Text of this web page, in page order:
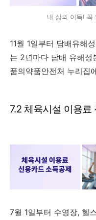
내 삶의 이득! 꼭
11월 1일부터 담배유해
는 2년마다 담배 유해성
품의약품안전처 누리집
7.2 체육시설 이용료
7월 1일부터 수영장, 헬